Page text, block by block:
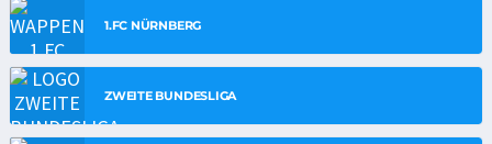
1.FC NÜRNBERG
ZWEITE BUNDESLIGA